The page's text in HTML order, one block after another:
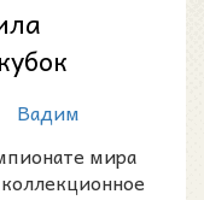
2026
Вадим
мира